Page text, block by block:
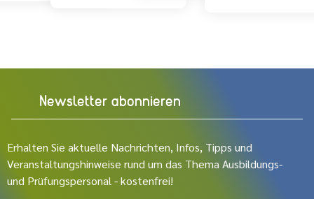
Newsletter abonnieren
Erhalten Sie aktuelle Nachrichten, Infos, Tipps und
Veranstaltungshinweise rund um das Thema Ausbildungs-
und Prüfungspersonal - kostenfrei!